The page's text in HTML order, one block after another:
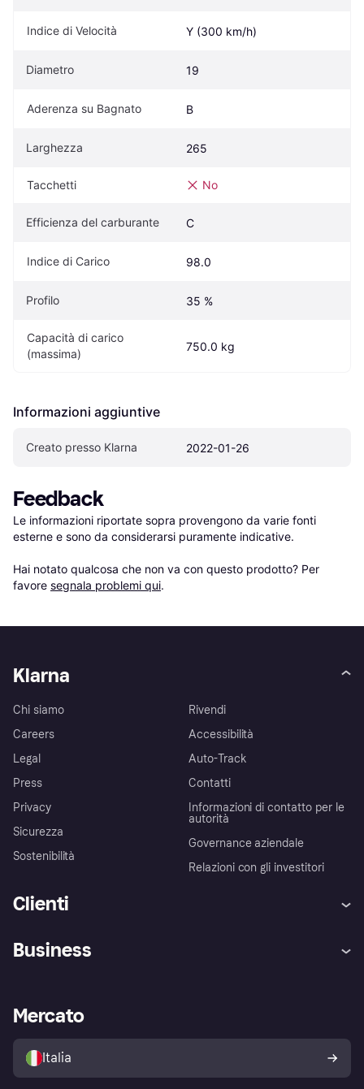
Indice di Velocità Y (300 km/h)
Diametro 19
Aderenza su Bagnato B
Larghezza 265
Tacchetti No
Efficienza del carburante C
Indice di Carico 98.0
Profilo 35 %
Capacità di carico
(massima)
750.0 kg
Informazioni aggiuntive
Creato presso Klarna 2022-01-26
Feedback
Le informazioni riportate sopra provengono da varie fonti
esterne e sono da considerarsi puramente indicative.
Hai notato qualcosa che non va con questo prodotto? Per
favore segnala problemi qui.
Klarna
Chi siamo
Careers
Legal
Press
Privacy
Sicurezza
Sostenibilità
Rivendi
Accessibilità
Auto-Track
Contatti
Informazioni di contatto per le
autorità
Governance aziendale
Relazioni con gli investitori
Clienti
Esplora i negozi
Politica di protezione
dell'acquirente Klarna
Business
Accesso aziende
Mercato
Italia